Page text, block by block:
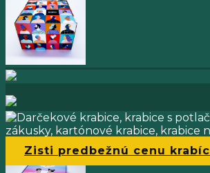
Zisti predbežnú cenu krabíc